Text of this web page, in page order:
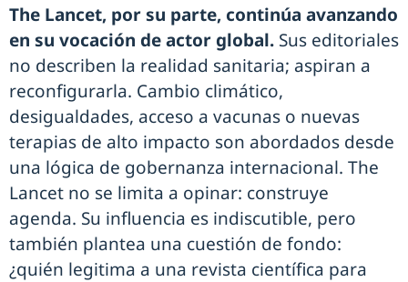
The Lancet, por su parte, continúa avanzando
en su vocación de actor global. Sus editoriales
no describen la realidad sanitaria; aspiran a
reconfigurarla. Cambio climático,
desigualdades, acceso a vacunas o nuevas
terapias de alto impacto son abordados desde
una lógica de gobernanza internacional. The
Lancet no se limita a opinar: construye
agenda. Su influencia es indiscutible, pero
también plantea una cuestión de fondo:
¿quién legitima a una revista científica para